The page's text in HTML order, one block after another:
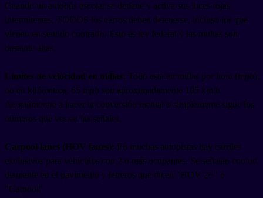
Cuando un autobús escolar se detiene y activa sus luces rojas
intermitentes, TODOS los carros deben detenerse, incluso los que
vienen en sentido contrario. Esto es ley federal y las multas son
bastante altas.
Límites de velocidad en millas: Todo está en millas por hora (mph),
no en kilómetros. 65 mph son aproximadamente 105 km/h.
Acostúmbrate a hacer la conversión mental o simplemente sigue los
números que ves en las señales.
Carpool lanes (HOV lanes): En muchas autopistas hay carriles
exclusivos para vehículos con 2 o más ocupantes. Se señalan con un
diamante en el pavimento y letreros que dicen "HOV 2+" o
"Carpool".